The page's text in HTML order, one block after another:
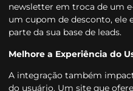
newsletter em troca de um
um cupom de desconto, ele
parte da sua base de leads.
Melhore a Experiência do
A integração também
do usuário. Um site que